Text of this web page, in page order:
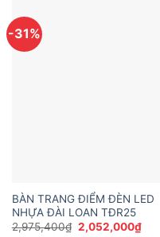
-31%
BÀN TRANG ĐIỂM ĐÈN LED
NHỰA ĐÀI LOAN TĐR25
2,975,400₫ Giá
2,052,000₫Giá